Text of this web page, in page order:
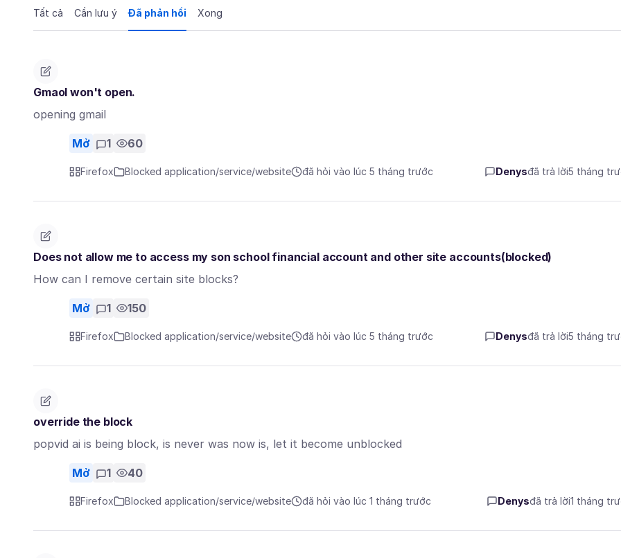
Tất cả Cần lưu ý Đã phản hồi Xong
Gmaol won't open.
opening gmail
Mở 1 60
Firefox Blocked application/service/website đã hỏi vào lúc 5 tháng trước Denysđã trả lời5 tháng
Does not allow me to access my son school financial account and other site accounts(blocked)
How can I remove certain site blocks?
Mở 1 150
Firefox Blocked application/service/website đã hỏi vào lúc 5 tháng trước Denysđã trả lời5 tháng
override the block
popvid ai is being block, is never was now is, let it become unblocked
Mở 1 40
Firefox Blocked application/service/website đã hỏi vào lúc 1 tháng trước Denysđã trả lời1 tháng